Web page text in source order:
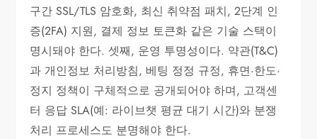
구간 SSL/TLS 암호화, 최신 취약점 패치, 2단계 인
증(2FA) 지원, 결제 정보 토큰화 같은 기술 스택이
명시돼야 한다. 셋째, 운영 투명성이다. 약관(T&C)
과 개인정보 처리방침, 베팅 정정 규정, 휴면·한도·
정지 정책이 구체적으로 공개되어야 하며, 고객센
터 응답 SLA(예: 라이브챗 평균 대기 시간)와 분쟁
처리 프로세스도 분명해야 한다.